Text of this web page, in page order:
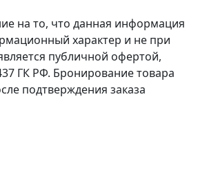
на то, что данная информация
характер и не при
публичной офертой,
ГК РФ. Бронирование товара
подтверждения заказа